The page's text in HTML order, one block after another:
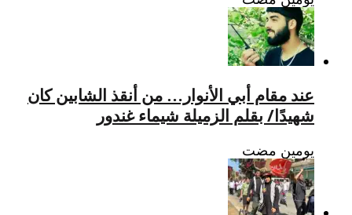
عند مقام أبي الأنوار… من أنقذ الشابين كان
شهيدًا/ بقلم الزميلة شيماء غندور
‏يومين مضت